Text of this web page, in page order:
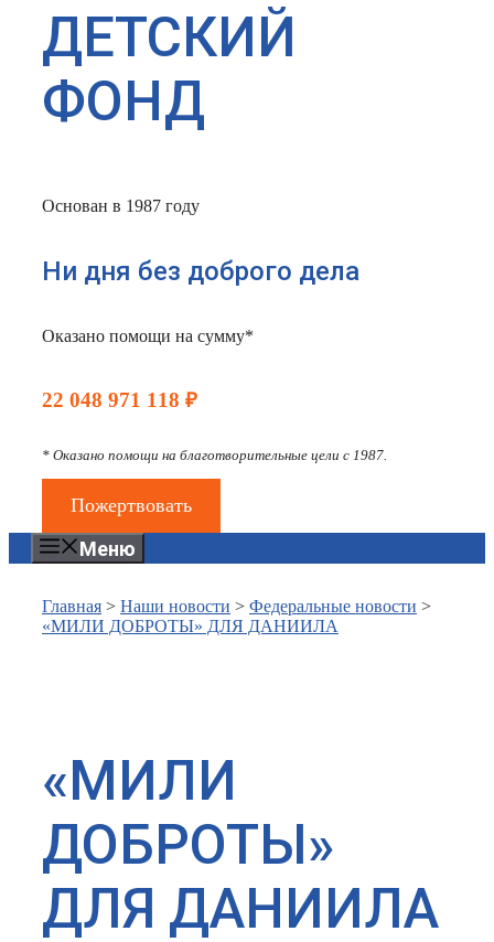
ДЕТСКИЙ
ФОНД
Основан в 1987 году
Ни дня без доброго дела
Оказано помощи на сумму*
22 048 971 118 ₽
* Оказано помощи на благотворительные цели с 1987.
Пожертвовать
Меню
Главная > Наши новости > Федеральные новости >
«МИЛИ ДОБРОТЫ» ДЛЯ ДАНИИЛА
«МИЛИ
ДОБРОТЫ»
ДЛЯ ДАНИИЛА